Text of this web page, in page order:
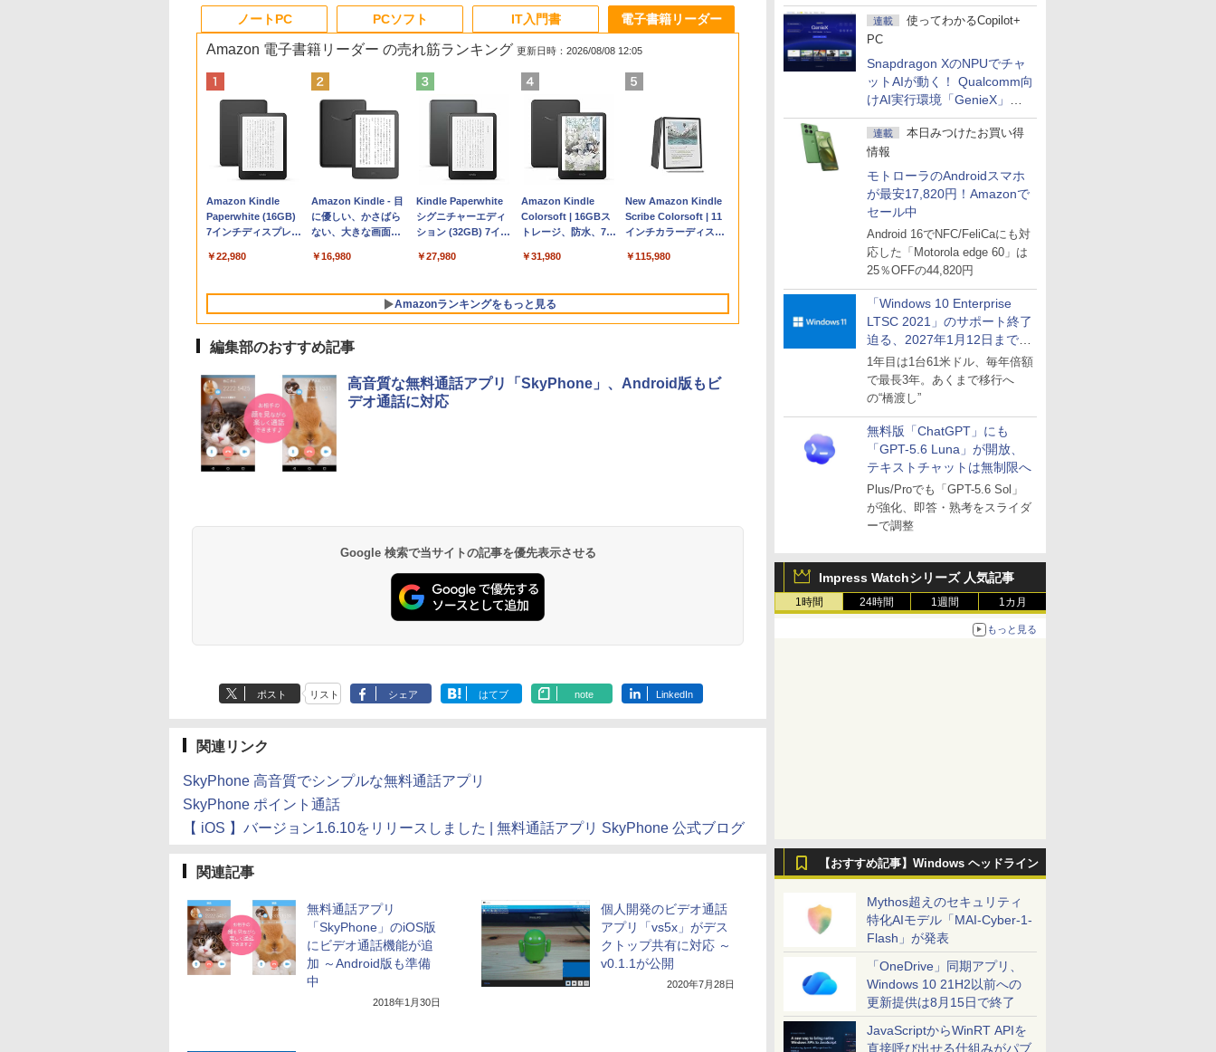
連載
使ってわかるCopilot+
PC
Snapdragon XのNPUでチャ
ットAIが動く！ Qualcomm向
けAI実行環境「GenieX」を
試してみた
連載
本日みつけたお買い得
情報
モトローラのAndroidスマホ
が最安17,820円！Amazonで
セール中
Android 16でNFC/FeliCaにも対
応した「Motorola edge 60」は
25％OFFの44,820円
「Windows 10 Enterprise
LTSC 2021」のサポート終了
迫る、2027年1月12日まで
～ESUは9月1日から販売
1年目は1台61米ドル、毎年倍額
で最長3年。あくまで移行へ
の“橋渡し”
無料版「ChatGPT」にも
「GPT-5.6 Luna」が開放、
テキストチャットは無制限へ
Plus/Proでも「GPT-5.6 Sol」
が強化、即答・熟考をスライダ
ーで調整
Impress Watchシリーズ 人気記事
1時間 24時間 1週間 1カ月
もっと見る
【おすすめ記事】Windows ヘッドライン
Mythos超えのセキュリティ
特化AIモデル「MAI-Cyber-1-
Flash」が発表
「OneDrive」同期アプリ、
Windows 10 21H2以前への
更新提供は8月15日で終了
JavaScriptからWinRT APIを
直接呼び出せる仕組みがパブ
ノートPC
Apple 2026
MacBook Neo A18
Proチップ搭載13イ
AIとApple
設計、Liquid Retina
ユニファイドメモ
リ、256GB SSDスト
レージ、1080p
- インディゴ
￥119,800
tomtoc 360°保護
15.6 16インチ パソコ
ンケース Dell NEC
dynabook Lenovo
￥2,952
Apple 2026
MacBook Air M5チ
ップ搭載13インチノ
Apple Intelligence、
Retinaディスプレ
イ、16GBユニファイ
ドメモリ、1TB SSD
ド、Touch ID - シル
バー
￥261,414
【Amazon.co.jp限
定】 HP ノートパソ
コン 15-fd 15.6イン
512GB SSD インテ
￥129,800
FMV ノートパソコン
WE1-K3 (MS 365
Personal/Copilotキー
型/Core i5/16GB/SSD
FMVWK3E15W_AZ
￥139,880
PCソフト
Robloxギフトカード
- 800 Robux 【限定
バーチャルアイテム
ンゲームコード】 ロ
インコード版
￥1,300
Robloxギフトカード
- 1000 Robux 【限定
バーチャルアイテム
ンゲームコード】 ロ
ンコード版
￥1,600
Microsoft Office
Home & Business
2024(最新 永続版)|オ
版|Windows11、
￥39,582
Robloxギフトカード
- 2,000 Robux 【限
定バーチャルアイテ
インゲームコード】
ラインコード版
￥3,200
Windows版 |
Minecraft (マインクラ
フト): Java & Bedrock
ード版
￥3,600
IT入門書
生成AIパスポート公
式テキスト 第４版
￥1,766
AIイラスト表現辞典:
思い通りの絵を引き
出す プロンプトの言
ズ (はぴーイラスト
￥480
ClaudeCode いちば
んやさしい 教科書:
非エンジニア 初心者
マニュアル AI副業に
もKindle出版にも！
非エンジニアのため
のAIコーディング入
￥99
1冊ですべて身につく
HTML & CSSとWeb
デザイン入門講座
￥1,292
FM TOWNS ハイパ
ー・カタログ: 本体ハ
ードウェア・市販ソフ
トリストと最新エミュ
￥1,600
電子書籍リーダー
Amazon 電子書籍リーダー の売れ筋ランキング 更新日時：2026/08/08 12:05
Amazon Kindle
Paperwhite (16GB)
7インチディスプレ
ト、12週間持続バッ
ブラック
￥22,980
Amazon Kindle - 目
に優しい、かさばら
ない、大きな画面で
続バッテリー、6イン
書籍リーダー、ブラ
ック、16GB、広告な
し
￥16,980
Kindle Paperwhite
シグニチャーエディ
ション (32GB) 7イン
るさ自動調整、色調
持続バッテリー、広
告なし、メタリック
ブラック
￥27,980
Amazon Kindle
Colorsoft | 16GBス
トレージ、防水、7イ
レイ、色調調節ライ
ッテリー、広告無
し、ブラック (2025
年発売)
￥31,980
New Amazon Kindle
Scribe Colorsoft | 11
インチカラーディスプ
ジ、ノート機能搭載、
調節ライト、プレミア
イト
￥115,980
Amazonランキングをもっと見る
編集部のおすすめ記事
高音質な無料通話アプリ「SkyPhone」、Android版もビ
デオ通話に対応
Google 検索で当サイトの記事を優先表示させる
ポスト リスト シェア はてブ note LinkedIn
関連リンク
SkyPhone 高音質でシンプルな無料通話アプリ
SkyPhone ポイント通話
【 iOS 】バージョン1.6.10をリリースしました | 無料通話アプリ SkyPhone 公式ブログ
関連記事
無料通話アプリ
「SkyPhone」のiOS版
にビデオ通話機能が追
加 ～Android版も準備
中
2018年1月30日
個人開発のビデオ通話
アプリ「vs5x」がデス
クトップ共有に対応 ～
v0.1.1が公開
2020年7月28日